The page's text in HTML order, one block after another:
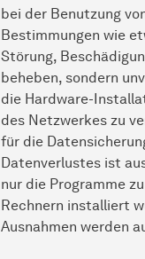
bei der Benutzung
Bestimmungen wie
Störung,
beheben, sondern
die Hardware-
des Netzwerkes zu
für die
Datenverlustes ist
nur die Programme
Rechnern installiert
Ausnahmen werden